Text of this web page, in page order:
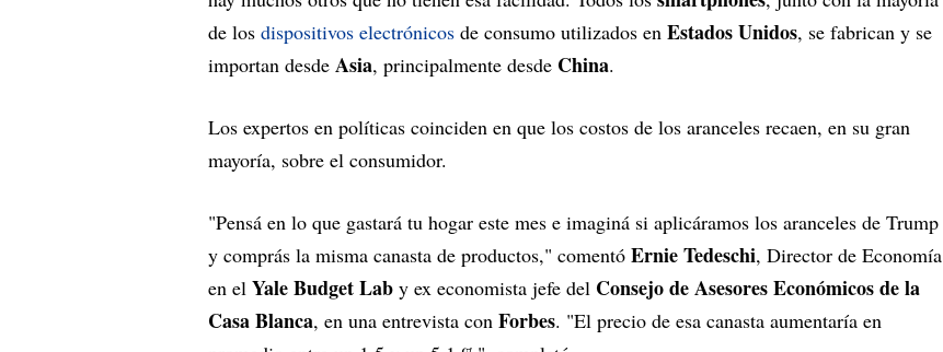
de los dispositivos electrónicos de consumo utilizados en Estados Unidos, se fabrican y se
importan desde Asia, principalmente desde China.
Los expertos en políticas coinciden en que los costos de los aranceles recaen, en su gran
mayoría, sobre el consumidor.
"Pensá en lo que gastará tu hogar este mes e imaginá si aplicáramos los aranceles de Trump
y comprás la misma canasta de productos," comentó Ernie Tedeschi, Director de Economía
en el Yale Budget Lab y ex economista jefe del Consejo de Asesores Económicos de la
Casa Blanca, en una entrevista con Forbes. "El precio de esa canasta aumentaría en